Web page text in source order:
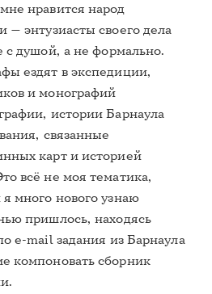
нравится народ
— энтузиасты своего дела
с душой, а не формально.
ездят в экспедиции,
и монографий
истории Барнаула
связанные
карт и историей
всё не моя тематика,
много нового узнаю
пришлось, находясь
e-mail задания из Барнаула
компоновать сборник